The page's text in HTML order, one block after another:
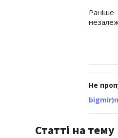
Не
Статті на тему